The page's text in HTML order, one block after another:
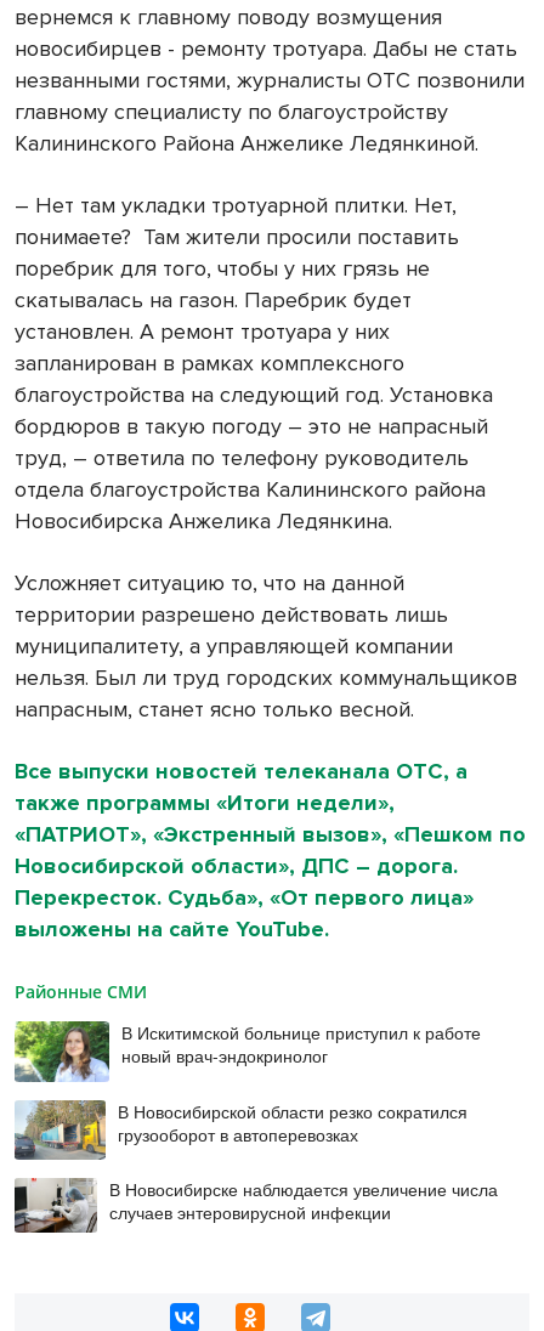
вернемся к главному поводу возмущения
новосибирцев - ремонту тротуара. Дабы не стать
незванными гостями, журналисты ОТС позвонили
главному специалисту по благоустройству
Калининского Района Анжелике Ледянкиной.
– Нет там укладки тротуарной плитки. Нет,
понимаете? Там жители просили поставить
поребрик для того, чтобы у них грязь не
скатывалась на газон. Паребрик будет
установлен. А ремонт тротуара у них
запланирован в рамках комплексного
благоустройства на следующий год. Установка
бордюров в такую погоду – это не напрасный
труд, – ответила по телефону руководитель
отдела благоустройства Калининского района
Новосибирска Анжелика Ледянкина.
Усложняет ситуацию то, что на данной
территории разрешено действовать лишь
муниципалитету, а управляющей компании
нельзя. Был ли труд городских коммунальщиков
напрасным, станет ясно только весной.
Все выпуски новостей телеканала ОТС, а
также программы «Итоги недели»,
«ПАТРИОТ», «Экстренный вызов», «Пешком по
Новосибирской области», ДПС – дорога.
Перекресток. Судьба», «От первого лица»
выложены на сайте YouTube.
Районные СМИ
В Искитимской больнице приступил к работе
новый врач-эндокринолог
В Новосибирской области резко сократился
грузооборот в автоперевозках
В Новосибирске наблюдается увеличение числа
случаев энтеровирусной инфекции